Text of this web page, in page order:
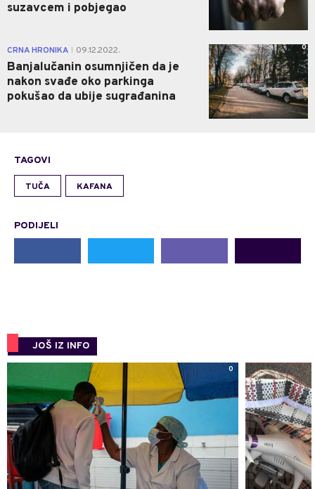
suzavcem i pobjegao
CRNA HRONIKA 09.12.2022.
Banjalučanin osumnjičen da je
nakon svađe oko parkinga
pokušao da ubije sugrađanina
0
TAGOVI
TUČA KAFANA
PODIJELI
JOŠ IZ INFO
0